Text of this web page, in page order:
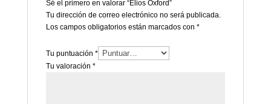
Sé el primero en valorar “Elios Oxford”
Tu dirección de correo electrónico no será publicada.
Los campos obligatorios están marcados con *
Tu puntuación *
Tu valoración *